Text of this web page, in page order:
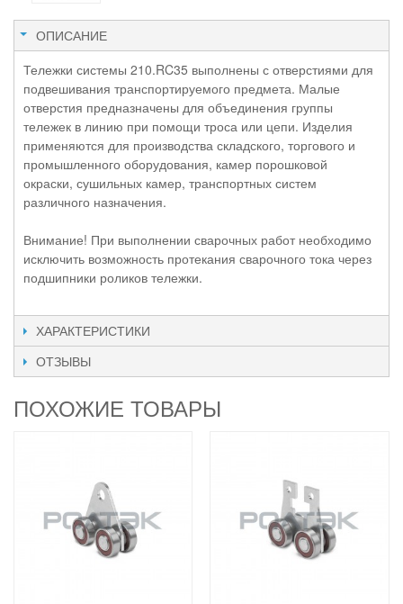
ОПИСАНИЕ
Тележки системы 210.RC35 выполнены с отверстиями для
подвешивания транспортируемого предмета. Малые
отверстия предназначены для объединения группы
тележек в линию при помощи троса или цепи. Изделия
применяются для производства складского, торгового и
промышленного оборудования, камер порошковой
окраски, сушильных камер, транспортных систем
различного назначения.
Внимание! При выполнении сварочных работ необходимо
исключить возможность протекания сварочного тока через
подшипники роликов тележки.
ХАРАКТЕРИСТИКИ
ОТЗЫВЫ
ПОХОЖИЕ ТОВАРЫ